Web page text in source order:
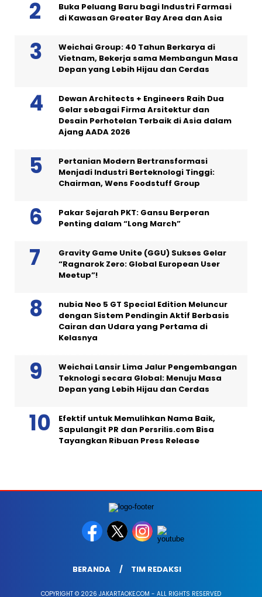
Buka Peluang Baru bagi Industri Farmasi
di Kawasan Greater Bay Area dan Asia
Weichai Group: 40 Tahun Berkarya di
Vietnam, Bekerja sama Membangun Masa
Depan yang Lebih Hijau dan Cerdas
Dewan Architects + Engineers Raih Dua
Gelar sebagai Firma Arsitektur dan
Desain Perhotelan Terbaik di Asia dalam
Ajang AADA 2026
Pertanian Modern Bertransformasi
Menjadi Industri Berteknologi Tinggi:
Chairman, Wens Foodstuff Group
Pakar Sejarah PKT: Gansu Berperan
Penting dalam “Long March”
Gravity Game Unite (GGU) Sukses Gelar
“Ragnarok Zero: Global European User
Meetup”!
nubia Neo 5 GT Special Edition Meluncur
dengan Sistem Pendingin Aktif Berbasis
Cairan dan Udara yang Pertama di
Kelasnya
Weichai Lansir Lima Jalur Pengembangan
Teknologi secara Global: Menuju Masa
Depan yang Lebih Hijau dan Cerdas
Efektif untuk Memulihkan Nama Baik,
Sapulangit PR dan Persrilis.com Bisa
Tayangkan Ribuan Press Release
BERANDA TIM REDAKSI
COPYRIGHT © 2026 JAKARTAOKE.COM - ALL RIGHTS RESERVED